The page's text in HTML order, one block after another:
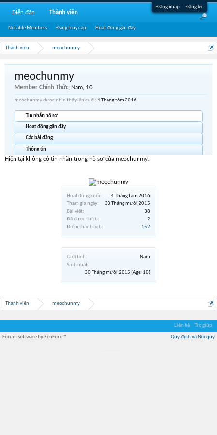
Đăng nhập Đăng ký
Thành viên meochunmy
Hoạt động cuối:
4 Tháng tám 2016
Tham gia ngày:
30 Tháng mười 2015
Bài viết:
38
Đã được thích:
2
Điểm thành tích:
152
Giới tính:
Nam
Sinh nhật:
30 Tháng mười 2015 (Age: 10)
meochunmy
Member Chính Thức, Nam, 10
meochunmy được nhìn thấy lần cuối: 4 Tháng tám 2016
Tin nhắn hồ sơ
Hoạt động gần đây
Các bài đăng
Thông tin
Hiện tại không có tin nhắn trong hồ sơ của meochunmy.
Thành viên meochunmy
Diễn đàn Thành viên
Notable Members Đang truy cập Hoạt động gần đây
Liên hệ Trợ giúp
Quy định và Nội quy
Forum software by XenForo™